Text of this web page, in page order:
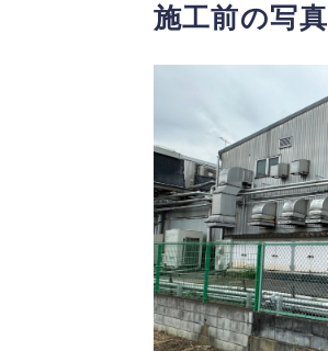
施工前の写真